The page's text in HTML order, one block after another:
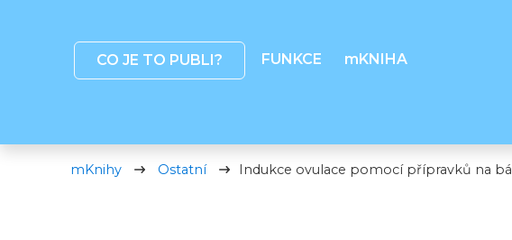
CO JE TO PUBLI? FUNKCE mKNIHA
mKnihy Ostatní Indukce ovulace pomocí přípravků na